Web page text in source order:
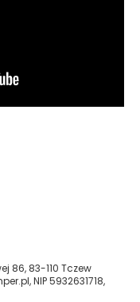
86, 83-110 Tczew
NIP 5932631718,